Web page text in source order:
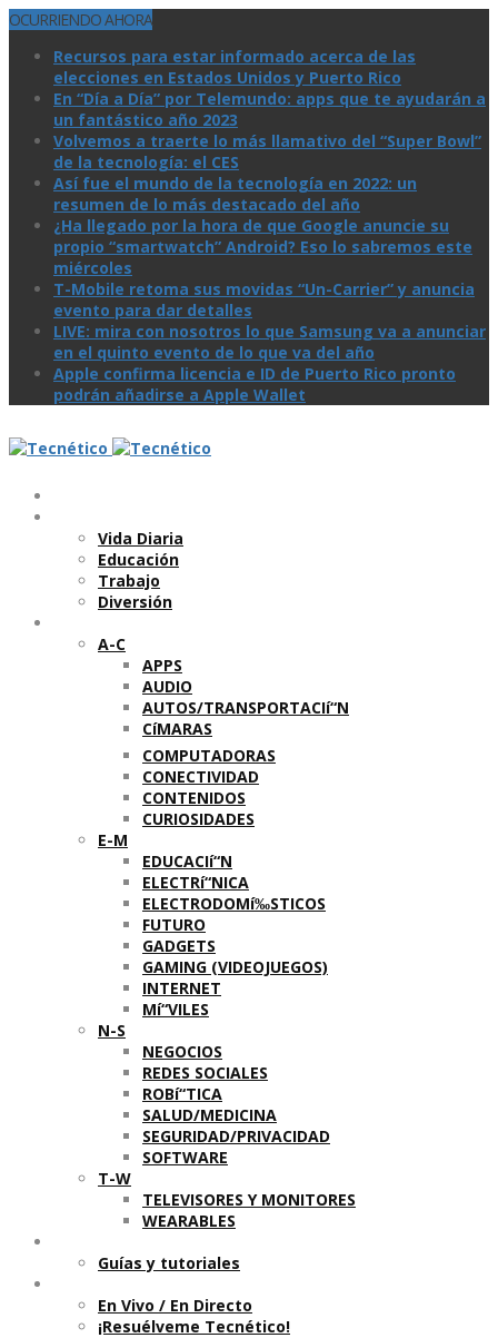
OCURRIENDO AHORA
Recursos para estar informado acerca de las
elecciones en Estados Unidos y Puerto Rico
En “Día a Día” por Telemundo: apps que te ayudarán a
un fantástico año 2023
Volvemos a traerte lo más llamativo del “Super Bowl”
de la tecnologí­a: el CES
Así­ fue el mundo de la tecnologí­a en 2022: un
resumen de lo más destacado del año
¿Ha llegado por la hora de que Google anuncie su
propio “smartwatch” Android? Eso lo sabremos este
miércoles
T-Mobile retoma sus movidas “Un-Carrier” y anuncia
evento para dar detalles
LIVE: mira con nosotros lo que Samsung va a anunciar
en el quinto evento de lo que va del año
Apple confirma licencia e ID de Puerto Rico pronto
podrán añadirse a Apple Wallet
Vida Diaria
Educación
Trabajo
Diversión
A-C
APPS
AUDIO
AUTOS/TRANSPORTACIí“N
CíMARAS
COMPUTADORAS
CONECTIVIDAD
CONTENIDOS
CURIOSIDADES
E-M
EDUCACIí“N
ELECTRí“NICA
ELECTRODOMí‰STICOS
FUTURO
GADGETS
GAMING (VIDEOJUEGOS)
INTERNET
Mí“VILES
N-S
NEGOCIOS
REDES SOCIALES
ROBí“TICA
SALUD/MEDICINA
SEGURIDAD/PRIVACIDAD
SOFTWARE
T-W
TELEVISORES Y MONITORES
WEARABLES
Guí­as y tutoriales
En Vivo / En Directo
¡Resuélveme Tecnético!